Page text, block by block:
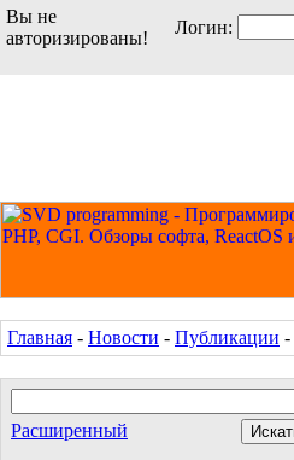
Вы не
авторизированы!
Логин:
Главная - Новости - Публикации -
Расширенный